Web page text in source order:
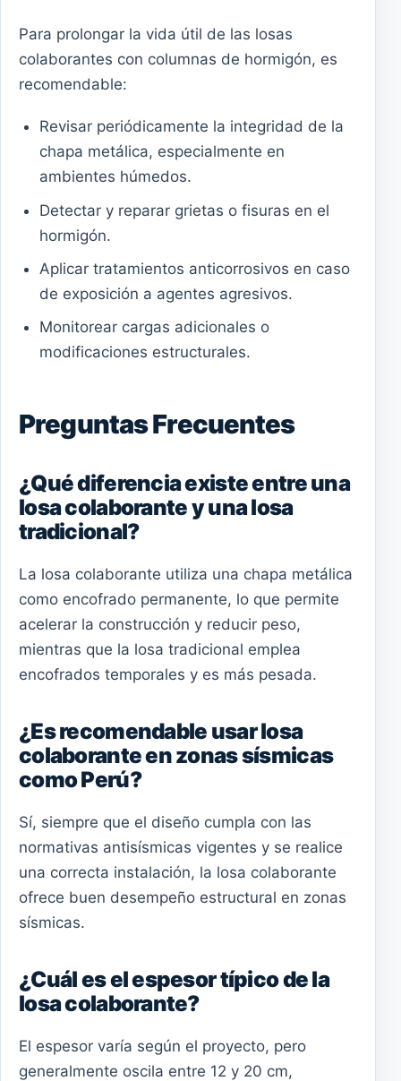
Para prolongar la vida útil de las losas
colaborantes con columnas de hormigón, es
recomendable:
Revisar periódicamente la integridad de la
chapa metálica, especialmente en
ambientes húmedos.
Detectar y reparar grietas o fisuras en el
hormigón.
Aplicar tratamientos anticorrosivos en caso
de exposición a agentes agresivos.
Monitorear cargas adicionales o
modificaciones estructurales.
Preguntas Frecuentes
¿Qué diferencia existe entre una
losa colaborante y una losa
tradicional?
La losa colaborante utiliza una chapa metálica
como encofrado permanente, lo que permite
acelerar la construcción y reducir peso,
mientras que la losa tradicional emplea
encofrados temporales y es más pesada.
¿Es recomendable usar losa
colaborante en zonas sísmicas
como Perú?
Sí, siempre que el diseño cumpla con las
normativas antisísmicas vigentes y se realice
una correcta instalación, la losa colaborante
ofrece buen desempeño estructural en zonas
sísmicas.
¿Cuál es el espesor típico de la
losa colaborante?
El espesor varía según el proyecto, pero
generalmente oscila entre 12 y 20 cm,